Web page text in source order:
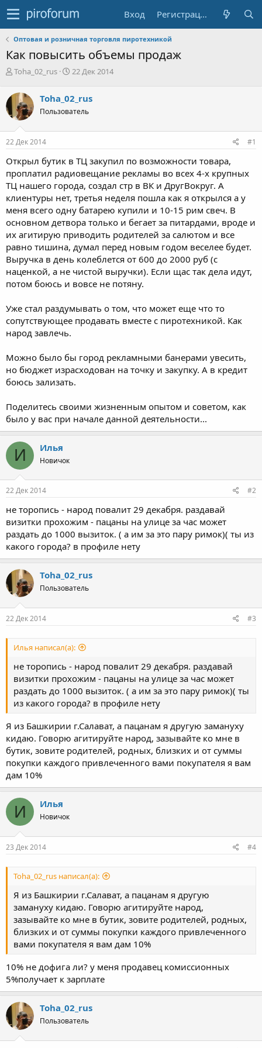
Вход Регистрация
Оптовая и розничная торговля пиротехникой
Как повысить объемы продаж
А
т
о
р
т
е
м
Toha_02_rus
Д
а
н
ч
а
22 Дек 2014
Toha_02_rus
Пользователь
22 Дек 2014 #1
Открыл бутик в ТЦ закупил по возможности товара,
проплатил радиовещание рекламы во всех 4-х крупных
ТЦ нашего города, создал стр в ВК и ДругВокруг. А
клиентуры нет, третья неделя пошла как я открылся а у
меня всего одну батарею купили и 10-15 рим свеч. В
основном детвора только и бегает за питардами, вроде и
их агитирую приводить родителей за салютом и все
равно тишина, думал перед новым годом веселее будет.
Выручка в день колеблется от 600 до 2000 руб (с
наценкой, а не чистой выручки). Если щас так дела идут,
потом боюсь и вовсе не потяну.
Уже стал раздумывать о том, что может еще что то
сопутствующее продавать вместе с пиротехникой. Как
народ завлечь.
Можно было бы город рекламными банерами увесить,
но бюджет израсходован на точку и закупку. А в кредит
боюсь зализать.
Поделитесь своими жизненным опытом и советом, как
было у вас при начале данной деятельности...
И Илья
Новичок
22 Дек 2014 #2
не торопись - народ повалит 29 декабря. раздавай
визитки прохожим - пацаны на улице за час может
раздать до 1000 вызиток. ( а им за это пару римок)( ты из
какого города? в профиле нету
Toha_02_rus
Пользователь
22 Дек 2014 #3
Илья написал(а):
не торопись - народ повалит 29 декабря. раздавай
визитки прохожим - пацаны на улице за час может
раздать до 1000 вызиток. ( а им за это пару римок)( ты
из какого города? в профиле нету
Я из Башкирии г.Салават, а пацанам я другую замануху
кидаю. Говорю агитируйте народ, зазывайте ко мне в
бутик, зовите родителей, родных, близких и от суммы
покупки каждого привлеченного вами покупателя я вам
дам 10%
И Илья
Новичок
23 Дек 2014 #4
Toha_02_rus написал(а):
Я из Башкирии г.Салават, а пацанам я другую
замануху кидаю. Говорю агитируйте народ,
зазывайте ко мне в бутик, зовите родителей, родных,
близких и от суммы покупки каждого привлеченного
вами покупателя я вам дам 10%
10% не дофига ли? у меня продавец комиссионных
5%получает к зарплате
Toha_02_rus
Пользователь